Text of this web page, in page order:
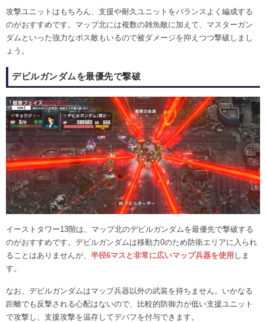
攻撃ユニットはもちろん、支援や耐久ユニットをバランスよく編成する
のがおすすめです。マップ北には複数の雑魚敵に加えて、マスターガン
ダムといった強力なボス敵もいるので被ダメージを抑えつつ撃破しまし
ょう。
デビルガンダムを最優先で撃破
イーストタワー13階は、マップ北のデビルガンダムを最優先で撃破する
のがおすすめです。デビルガンダムは移動力0のため防衛エリアに入られ
ることはありませんが、 半径6マスと非常に広いマップ兵器を使用 しま
す。
なお、デビルガンダムはマップ兵器以外の武装を持ちません。いかなる
距離でも反撃される心配はないので、比較的防御力が低い支援ユニット
で攻撃し、支援攻撃を温存してデバフを付与できます。